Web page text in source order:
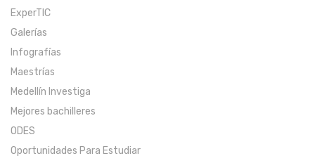
ExperTIC
Galerías
Infografías
Maestrías
Medellín Investiga
Mejores bachilleres
ODES
Oportunidades Para Estudiar